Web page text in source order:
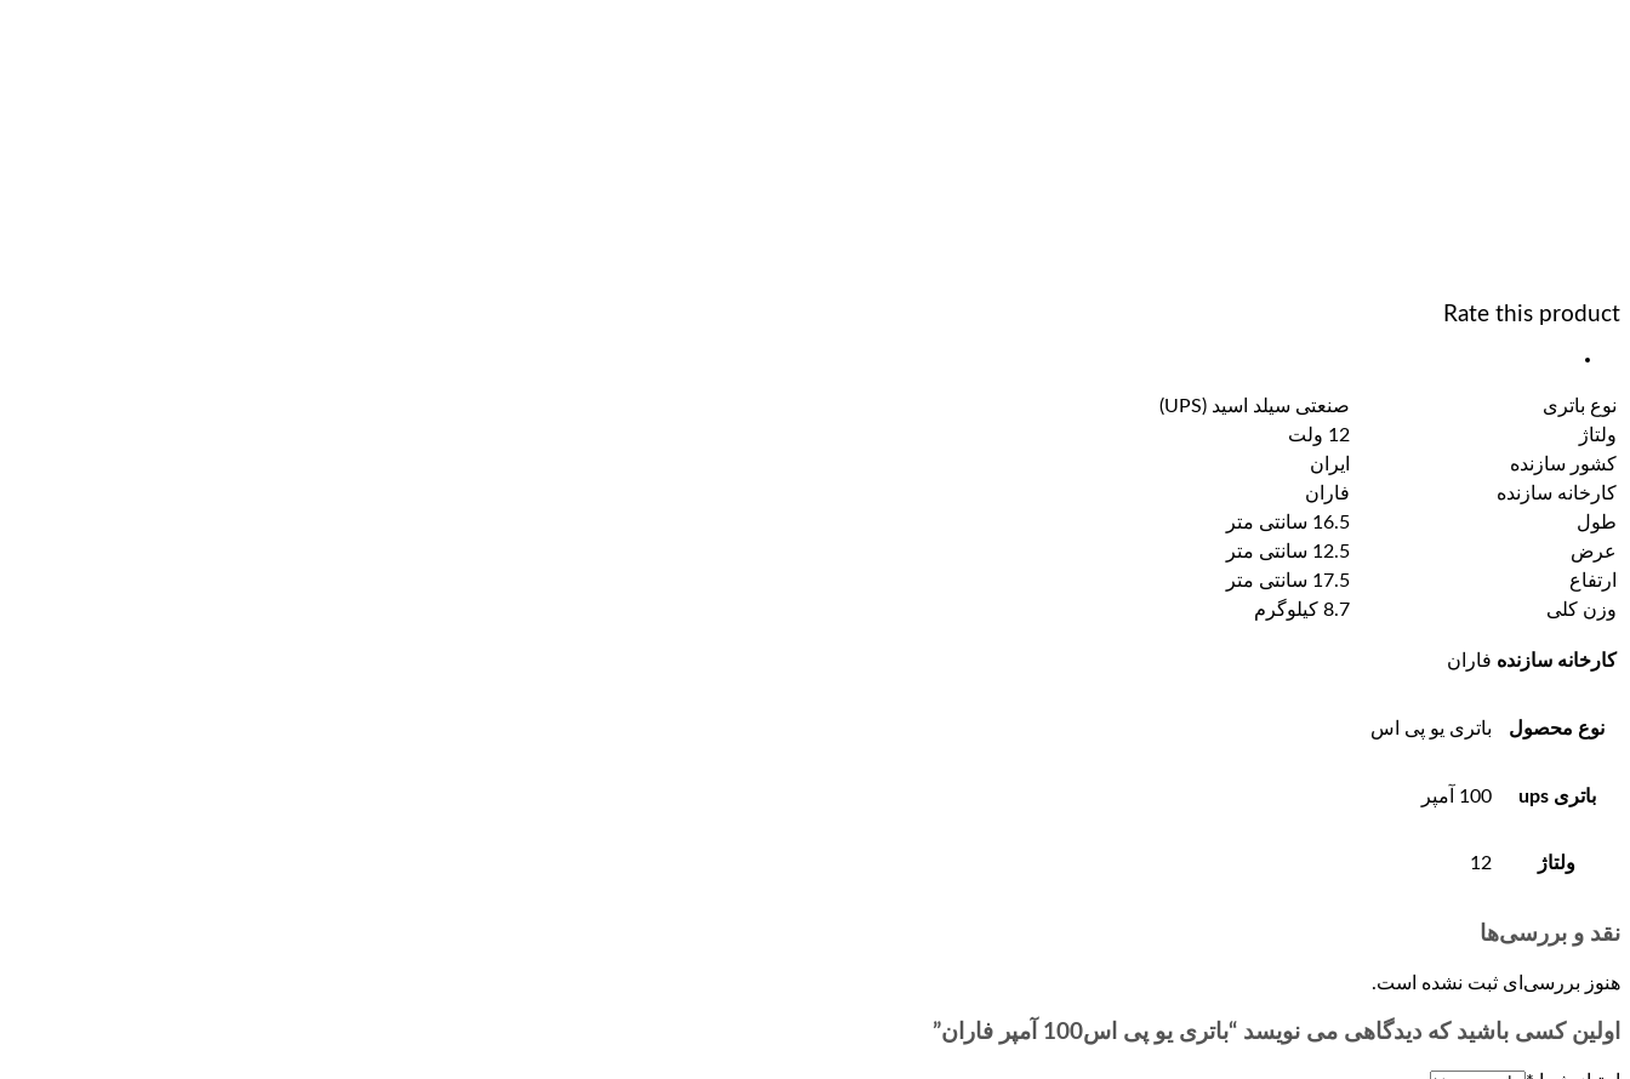
Rate this product
نوع باتری
صنعتی سیلد اسید (UPS)
ولتاژ
12 ولت
کشور سازنده
ایران
کارخانه سازنده
فاران
طول
16.5 سانتی متر
عرض
12.5 سانتی متر
ارتفاع
17.5 سانتی متر
وزن کلی
8.7 کیلوگرم
کارخانه سازنده فاران
نوع محصول باتری یو پی اس
باتری ups 100 آمپر
ولتاژ 12
نقد و بررسی‌ها
هنوز بررسی‌ای ثبت نشده است.
اولین کسی باشید که دیدگاهی می نویسد “باتری یو پی اس100 آمپر فاران”